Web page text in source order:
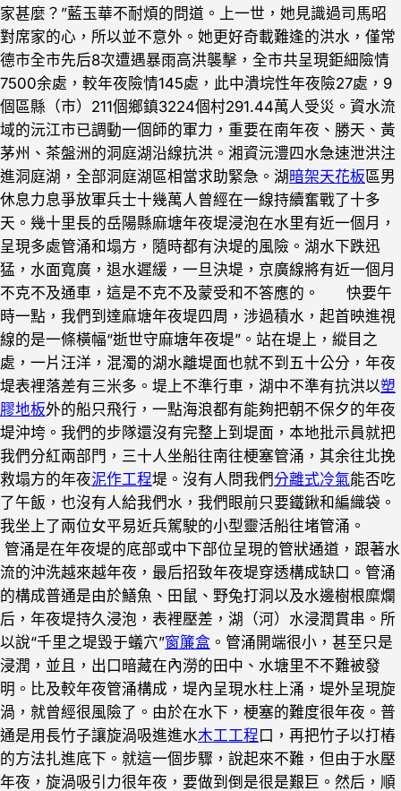
家甚麼？”藍玉華不耐煩的問道。上一世，她見識過司馬昭
對席家的心，所以並不意外。她更好奇載難逢的洪水，僅常
德市全市先后8次遭遇暴雨高洪襲擊，全市共呈現鉅細險情
7500余處，較年夜險情145處，此中潰垸性年夜險27處，9
個區縣（市）211個鄉鎮3224個村291.44萬人受災。資水流
域的沅江市已調動一個師的軍力，重要在南年夜、勝天、黃
茅州、茶盤洲的洞庭湖沿線抗洪。湘資沅澧四水急速泄洪注
進洞庭湖，全部洞庭湖區相當求助緊急。湖暗架天花板區男
休息力息爭放軍兵士十幾萬人曾經在一線持續奮戰了十多
天。幾十里長的岳陽縣麻塘年夜堤浸泡在水里有近一個月，
呈現多處管涌和塌方，隨時都有決堤的風險。湖水下跌迅
猛，水面寬廣，退水遲緩，一旦決堤，京廣線將有近一個月
不克不及通車，這是不克不及蒙受和不答應的。 快要午
時一點，我們到達麻塘年夜堤四周，涉過積水，起首映進視
線的是一條橫幅“逝世守麻塘年夜堤”。站在堤上，縱目之
處，一片汪洋，混濁的湖水離堤面也就不到五十公分，年夜
堤表裡落差有三米多。堤上不準行車，湖中不準有抗洪以塑
膠地板外的船只飛行，一點海浪都有能夠把朝不保夕的年夜
堤沖垮。我們的步隊還沒有完整上到堤面，本地批示員就把
我們分紅兩部門，三十人坐船往南往梗塞管涌，其余往北挽
救塌方的年夜泥作工程堤。沒有人問我們分離式冷氣能否吃
了午飯，也沒有人給我們水，我們眼前只要鐵鍬和編織袋。
我坐上了兩位女平易近兵駕駛的小型靈活船往堵管涌。
管涌是在年夜堤的底部或中下部位呈現的管狀通道，跟著水
流的沖洗越來越年夜，最后招致年夜堤穿透構成缺口。管涌
的構成普通是由於鱔魚、田鼠、野兔打洞以及水邊樹根糜爛
后，年夜堤持久浸泡，表裡壓差，湖（河）水浸潤貫串。所
以說“千里之堤毀于蟻穴”窗簾盒 。管涌開端很小，甚至只是
浸潤，並且，出口暗藏在內澇的田中、水塘里不不難被發
明。比及較年夜管涌構成，堤內呈現水柱上涌，堤外呈現旋
渦，就曾經很風險了。由於在水下，梗塞的難度很年夜。普
通是用長竹子讓旋渦吸進進水木工工程口，再把竹子以打樁
的方法扎進底下。就這一個步驟，說起來不難，但由于水壓
年夜，旋渦吸引力很年夜，要做到倒是很是艱巨。然后，順